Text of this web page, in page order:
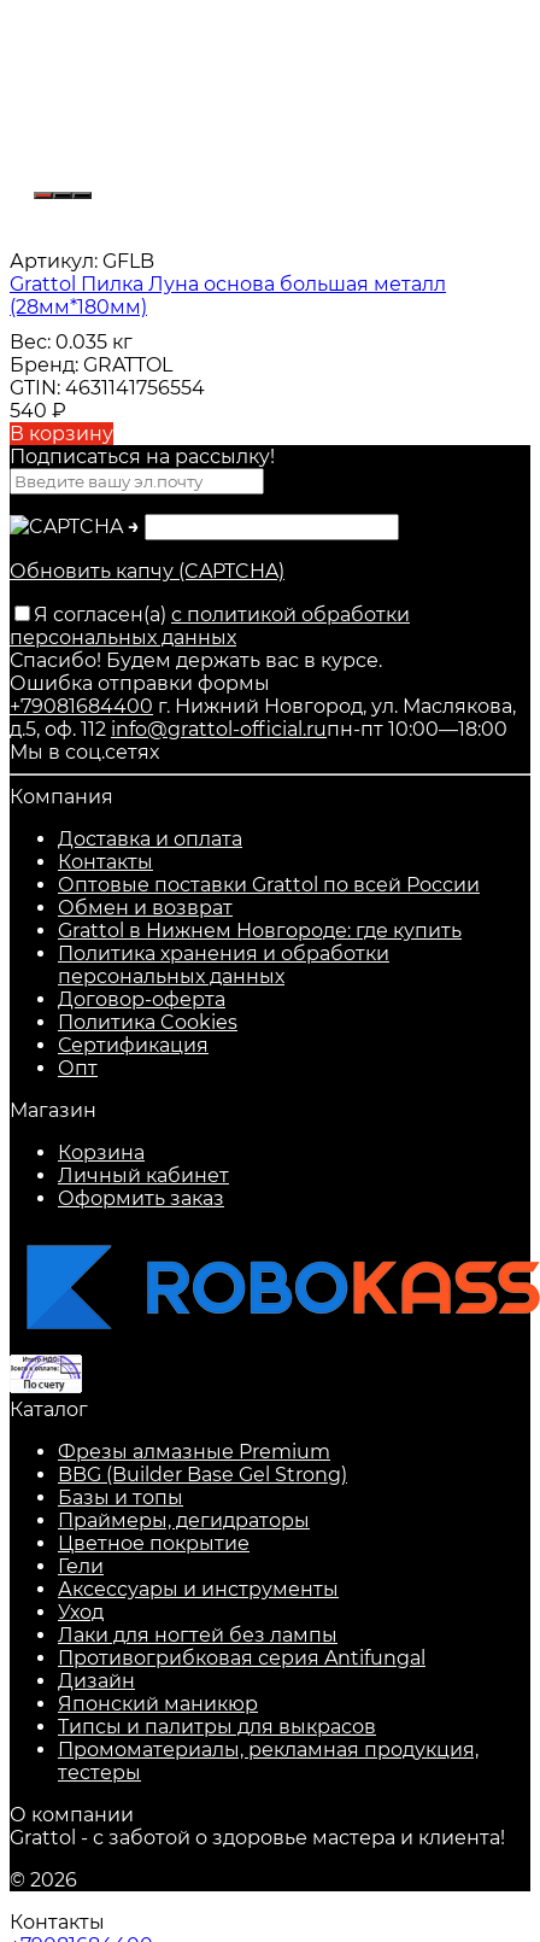
Артикул: GFLB
Grattol Пилка Луна основа большая металл
(28мм*180мм)
Вес: 0.035 кг
Бренд: GRATTOL
GTIN: 4631141756554
540 ₽
В корзину
Подписаться на рассылкy!
→
Обновить капчу (CAPTCHA)
Я согласен(a) с политикой обработки
персональных данных
Спасибо! Будем держать вас в курсе.
Ошибка отправки формы
+79081684400 г. Нижний Новгород, ул. Маслякова,
д.5, оф. 112 info@grattol-official.ruпн-пт 10:00—18:00
Мы в соц.сетях
Компания
Доставка и оплата
Контакты
Оптовые поставки Grattol по всей России
Обмен и возврат
Grattol в Нижнем Новгороде: где купить
Политика хранения и обработки
персональных данных
Договор-оферта
Политика Cookies
Сертификация
Опт
Магазин
Корзина
Личный кабинет
Оформить заказ
Каталог
Фрезы алмазные Premium
BBG (Builder Base Gel Strong)
Базы и топы
Праймеры, дегидраторы
Цветное покрытие
Гели
Аксессуары и инструменты
Уход
Лаки для ногтей без лампы
Противогрибковая серия Antifungal
Дизайн
Японский маникюр
Типсы и палитры для выкрасов
Промоматериалы, рекламная продукция,
тестеры
О компании
Grattol - с заботой о здоровье мастера и клиента!
© 2026
Контакты